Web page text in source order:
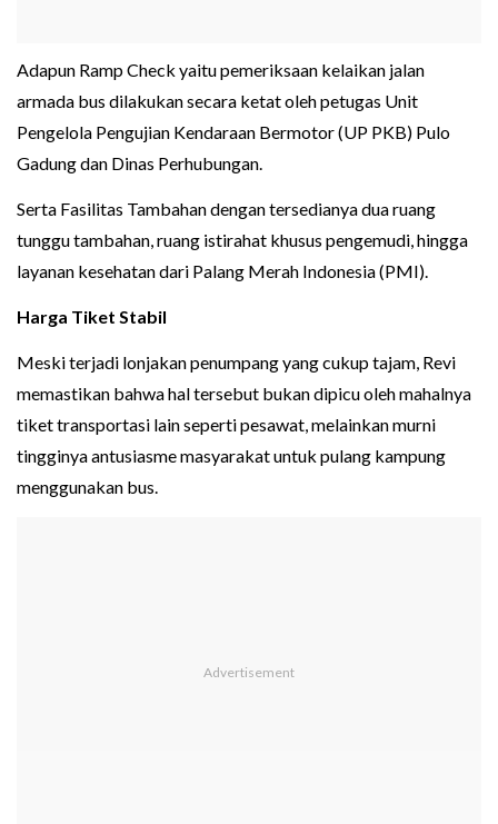
Adapun Ramp Check yaitu pemeriksaan kelaikan jalan
armada bus dilakukan secara ketat oleh petugas Unit
Pengelola Pengujian Kendaraan Bermotor (UP PKB) Pulo
Gadung dan Dinas Perhubungan.
Serta Fasilitas Tambahan dengan tersedianya dua ruang
tunggu tambahan, ruang istirahat khusus pengemudi, hingga
layanan kesehatan dari Palang Merah Indonesia (PMI).
Harga Tiket Stabil
Meski terjadi lonjakan penumpang yang cukup tajam, Revi
memastikan bahwa hal tersebut bukan dipicu oleh mahalnya
tiket transportasi lain seperti pesawat, melainkan murni
tingginya antusiasme masyarakat untuk pulang kampung
menggunakan bus.